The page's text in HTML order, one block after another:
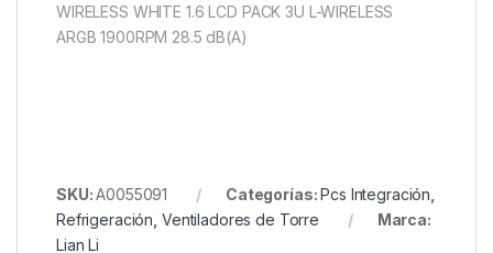
WIRELESS WHITE 1.6 LCD PACK 3U L-WIRELESS
ARGB 1900RPM 28.5 dB(A)
SKU:A0055091 Categorías:Pcs Integración
Refrigeración Ventiladores de Torre
Marca:
Lian Li